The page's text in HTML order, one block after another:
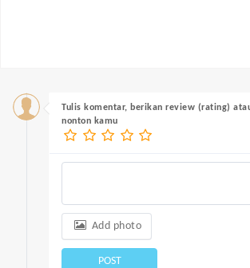
Tulis komentar, berikan review (rating)
nonton kamu
Add photo
POST